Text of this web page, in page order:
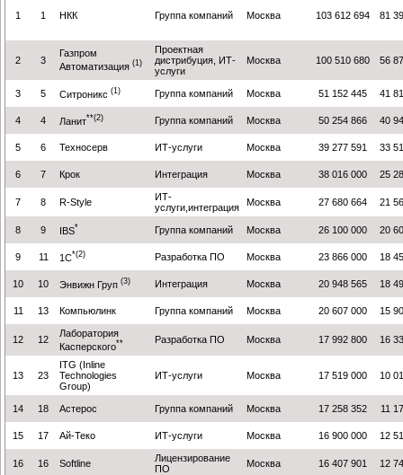
1 1 НКК Группа компаний Москва 103 612 694 81
2 3
Газпром
Автоматизация (1)
Проектная
дистрибуция, ИТ-
услуги
Москва 100 510 680 56
3 5 Ситроникс (1) Группа компаний Москва 51 152 445 41
4 4 Ланит**(2) Группа компаний Москва 50 254 866 40
5 6 Техносерв ИТ-услуги Москва 39 277 591 33
6 7 Крок Интеграция Москва 38 016 000 25
7 8 R-Style
ИТ-
услуги,интеграция
Москва 27 680 664 21
8 9 IBS* Группа компаний Москва 26 100 000 20
9 11 1С*(2) Разработка ПО Москва 23 866 000 18
10 10 Энвижн Груп (3) Интеграция Москва 20 948 565 18
11 13 Компьюлинк Группа компаний Москва 20 607 000 15
12 12
Лаборатория
Касперского** Разработка ПО Москва 17 992 800 16
13 23
ITG (Inline
Technologies
Group)
ИТ-услуги Москва 17 519 000 10
14 18 Астерос Группа компаний Москва 17 258 352 11
15 17 Ай-Теко ИТ-услуги Москва 16 900 000 12
16 16 Softline
Лицензирование
ПО
Москва 16 407 901 12